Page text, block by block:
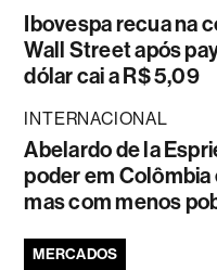
Ibovespa recua na
Wall Street após
dólar cai a R$ 5,09
INTERNACIONAL
Abelardo de la
poder em Colômbia
mas com menos
MERCADOS